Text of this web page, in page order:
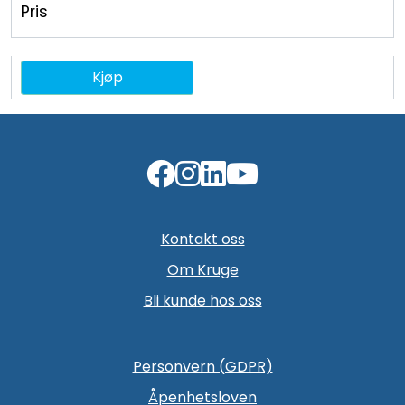
Pris
Kjøp
Kontakt oss
Om Kruge
Bli kunde hos oss
Personvern (GDPR)
Åpenhetsloven